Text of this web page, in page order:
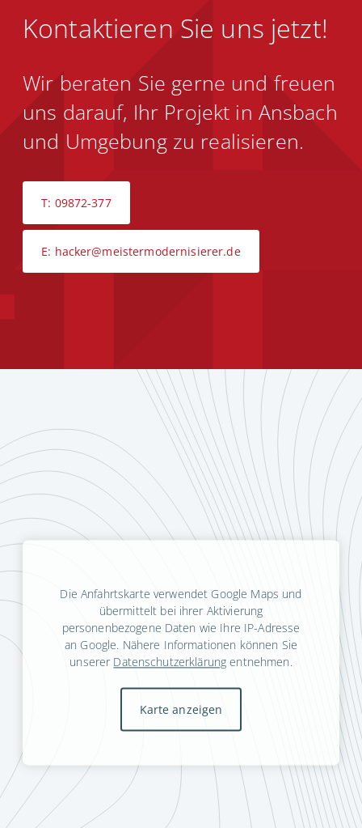
Kontaktieren Sie uns jetzt!
Wir beraten Sie gerne und freuen
uns darauf, Ihr Projekt in Ansbach
und Umgebung zu realisieren.
T: 09872-377
E: hacker@meistermodernisierer.de
Die Anfahrtskarte verwendet Google Maps und
übermittelt bei ihrer Aktivierung
personenbezogene Daten wie Ihre IP-Adresse
an Google. Nähere Informationen können Sie
unserer Datenschutzerklärung entnehmen.
Karte anzeigen